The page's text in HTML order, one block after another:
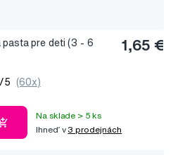
pasta pre deti (3 - 6
1,65 €
/5 (60x)
Na sklade > 5 ks
Ihneď v 3 prodejnách